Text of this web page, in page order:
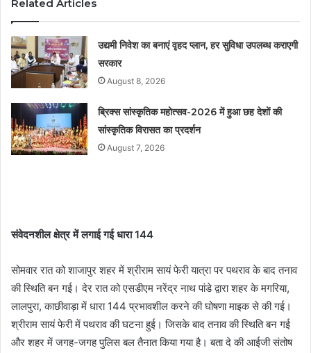
Related Articles
उद्यमी निवेश का बनाएं वृहद प्लान, हर सुविधा उपलब्ध कराएगी
सरकार
August 8, 2026
ब्रिक्स सांस्कृतिक महोत्सव-2026 में हुआ छह देशों की
सांस्कृतिक विरासत का प्रदर्शन
August 7, 2026
संवेदनशील क्षेत्र में लगाई गई धारा 144
सोमवार रात को शाजापुर शहर में श्रीराम सायं फेरी यात्रा पर पथराव के बाद तनाव
की स्थिति बन गई। देर रात को एसडीएम नरेंद्र नाथ पांडे द्वारा शहर के मगरिया,
लालपुरा, काछीवाड़ा में धारा 144 प्रभावशील करने की घोषणा माइक से की गई।
श्रीराम सायं फेरी में पथराव की घटना हुई। जिसके बाद तनाव की स्थिति बन गई
और शहर में जगह-जगह पुलिस बल तैनात किया गया है। बता दे की आईजी संतोष